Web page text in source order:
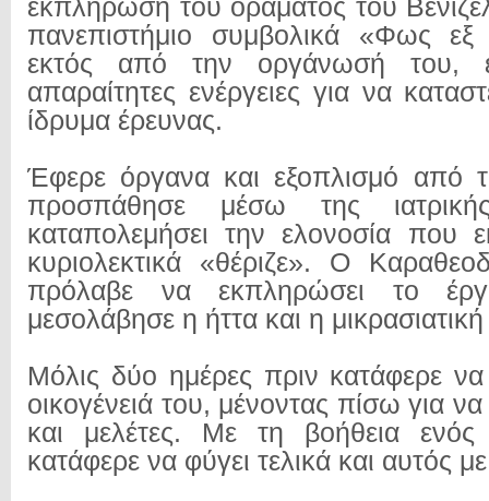
εκπλήρωση του οράματος του
πανεπιστήμιο συμβολικά «Φως
εκτός από την οργάνωσή του,
απαραίτητες ενέργειες για να
ίδρυμα έρευνας.
Έφερε όργανα και εξοπλισμό από
προσπάθησε μέσω της
καταπολεμήσει την ελονοσία που
κυριολεκτικά «θέριζε». Ο
πρόλαβε να εκπληρώσει το
μεσολάβησε η ήττα και η
Μόλις δύο ημέρες πριν κατάφερε
οικογένειά του, μένοντας πίσω για
και μελέτες. Με τη βοήθεια ενός
κατάφερε να φύγει τελικά και αυτός